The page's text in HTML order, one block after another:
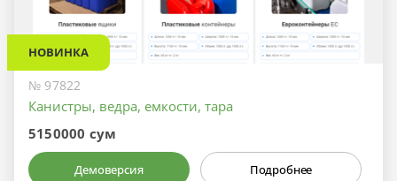
НОВИНКА
№ 97822
Канистры, ведра, емкости, тара
5150000 сум
Демоверсия Подробнее